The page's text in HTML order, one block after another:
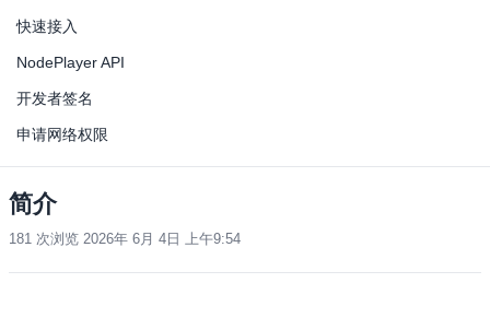
快速接入
NodePlayer API
开发者签名
申请网络权限
简介
181 次浏览 2026年 6月 4日 上午9:54